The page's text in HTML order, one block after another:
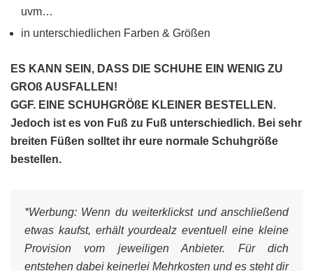
uvm…
in unterschiedlichen Farben & Größen
ES KANN SEIN, DASS DIE SCHUHE EIN WENIG ZU
GROß AUSFALLEN!
GGF. EINE SCHUHGRÖßE KLEINER BESTELLEN.
Jedoch ist es von Fuß zu Fuß unterschiedlich. Bei sehr
breiten Füßen solltet ihr eure normale Schuhgröße
bestellen.
*Werbung: Wenn du weiterklickst und anschließend
etwas kaufst, erhält yourdealz eventuell eine kleine
Provision vom jeweiligen Anbieter. Für dich
entstehen dabei keinerlei Mehrkosten und es steht dir